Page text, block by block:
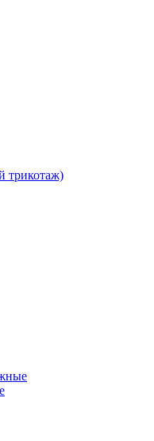
трикотаж)